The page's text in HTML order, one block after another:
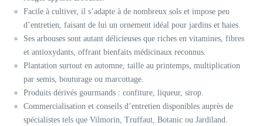
Facile à cultiver, il s’adapte à de nombreux sols et impose peu
d’entretien, faisant de lui un ornement idéal pour jardins et haies.
Ses arbouses sont autant délicieuses que riches en vitamines, fibres
et antioxydants, offrant bienfaits médicinaux reconnus.
Plantation surtout en automne, taille au printemps, multiplication
par semis, bouturage ou marcottage.
Produits dérivés gourmands : confiture, liqueur, sirop.
Commercialisation et conseils d’entretien disponibles auprès de
spécialistes tels que Vilmorin, Truffaut, Botanic ou Jardiland.